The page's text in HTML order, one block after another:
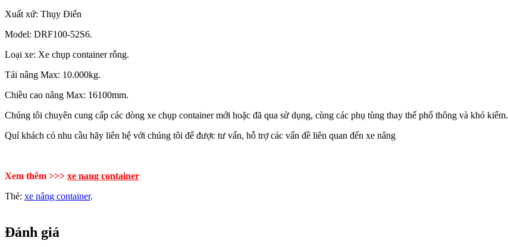
Xuất xứ: Thụy Điển
Model: DRF100-52S6.
Loại xe: Xe chụp container rỗng.
Tải nâng Max: 10.000kg.
Chiều cao nâng Max: 16100mm.
Chúng tôi chuyên cung cấp các dòng xe chụp container mới hoặc đã qua sử dụng, cùng các phụ tùng thay thế phổ thông và khó kiếm.
Quí khách có nhu cầu hãy liên hệ với chúng tôi để được tư vấn, hỗ trợ các vấn đề liên quan đến xe nâng
Xem thêm >>> xe nang container
Thẻ: xe nâng container.
Đánh giá